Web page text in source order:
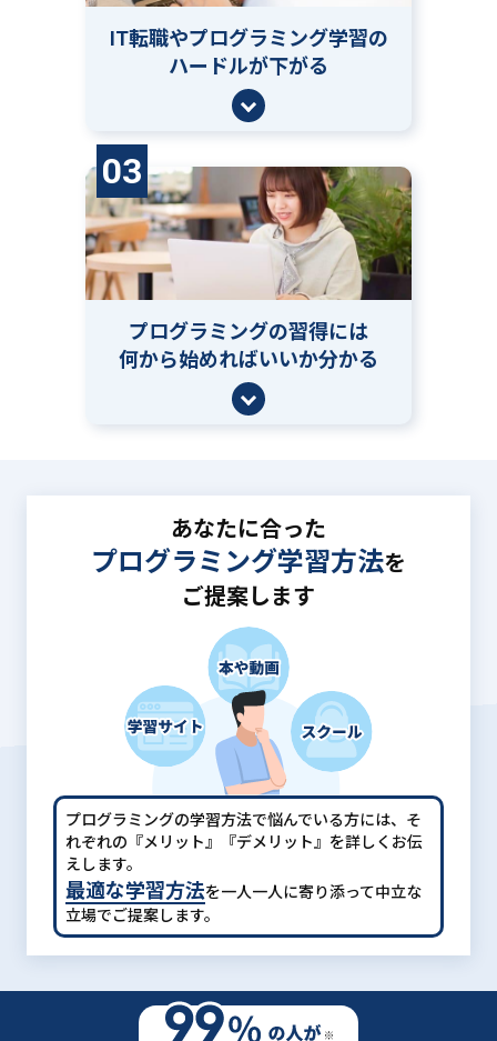
IT転職やプログラミング学習の
ハードルが下がる
03
プログラミングの習得には
何から始めればいいか分かる
あなたに合った
プログラミング学習方法を
ご提案します
プログラミングの学習方法で悩んでいる方には、 そ
れぞれの『メリット』『デメリット』を詳しくお伝
えします。
最適な学習方法を一人一人に寄り添って中立な
立場でご提案します。